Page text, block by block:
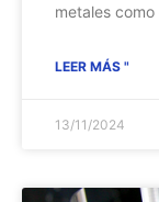
metales
LEER MÁS "
13/11/2024